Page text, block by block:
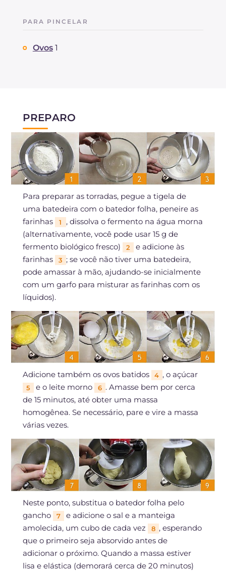
PARA PINCELAR
Ovos 1
PREPARO
Para preparar as torradas, pegue a tigela de
uma batedeira com o batedor folha, peneire as
farinhas
1
, dissolva o fermento na água morna
(alternativamente, você pode usar 15 g de
fermento biológico fresco)
2
e adicione às
farinhas
3 ; se você não tiver uma batedeira,
pode amassar à mão, ajudando-se inicialmente
com um garfo para misturar as farinhas com os
líquidos).
Adicione também os ovos batidos 4 , o açúcar
5 e o leite morno 6 . Amasse bem por cerca
de 15 minutos, até obter uma massa
homogênea. Se necessário, pare e vire a massa
várias vezes.
Neste ponto, substitua o batedor folha pelo
gancho
7
e adicione o sal e a manteiga
amolecida, um cubo de cada vez
8 , esperando
que o primeiro seja absorvido antes de
adicionar o próximo. Quando a massa estiver
lisa e elástica (demorará cerca de 20 minutos)